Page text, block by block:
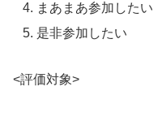
まあまあ参加したい
是非参加したい
<評価対象>